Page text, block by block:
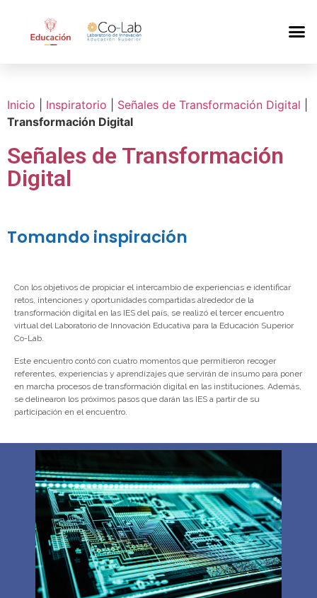
Inicio Inspiratorio Señales de Transformación Digital
Transformación Digital
Señales de Transformación
Digital
Tomando inspiración
Con los objetivos de propiciar el intercambio de experiencias e identificar
retos, intenciones y oportunidades compartidas alrededor de la
transformación digital en las IES del país, se realizó el tercer encuentro
virtual del Laboratorio de Innovación Educativa para la Educación Superior
Co-Lab.
Este encuentro contó con cuatro momentos que permitieron recoger
referentes, experiencias y aprendizajes que servirán de insumo para poner
en marcha procesos de transformación digital en las instituciones. Además,
se delinearon los próximos pasos que darán las IES a partir de su
participación en el encuentro.